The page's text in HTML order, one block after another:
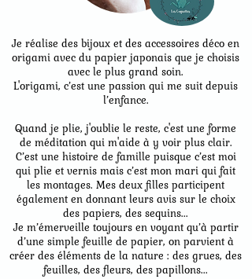
Je réalise des bijoux et des accessoires déco en
origami avec du papier japonais que je choisis
avec le plus grand soin.
L'origami, c’est une passion qui me suit depuis
l’enfance.
Quand je plie, j'oublie le reste, c'est une forme
de méditation qui m'aide à y voir plus clair.
C’est une histoire de famille puisque c’est moi
qui plie et vernis mais c’est mon mari qui fait
les montages. Mes deux filles participent
également en donnant leurs avis sur le choix
des papiers, des sequins...
Je m’émerveille toujours en voyant qu’à partir
d’une simple feuille de papier, on parvient à
créer des éléments de la nature : des grues, des
feuilles, des fleurs, des papillons...